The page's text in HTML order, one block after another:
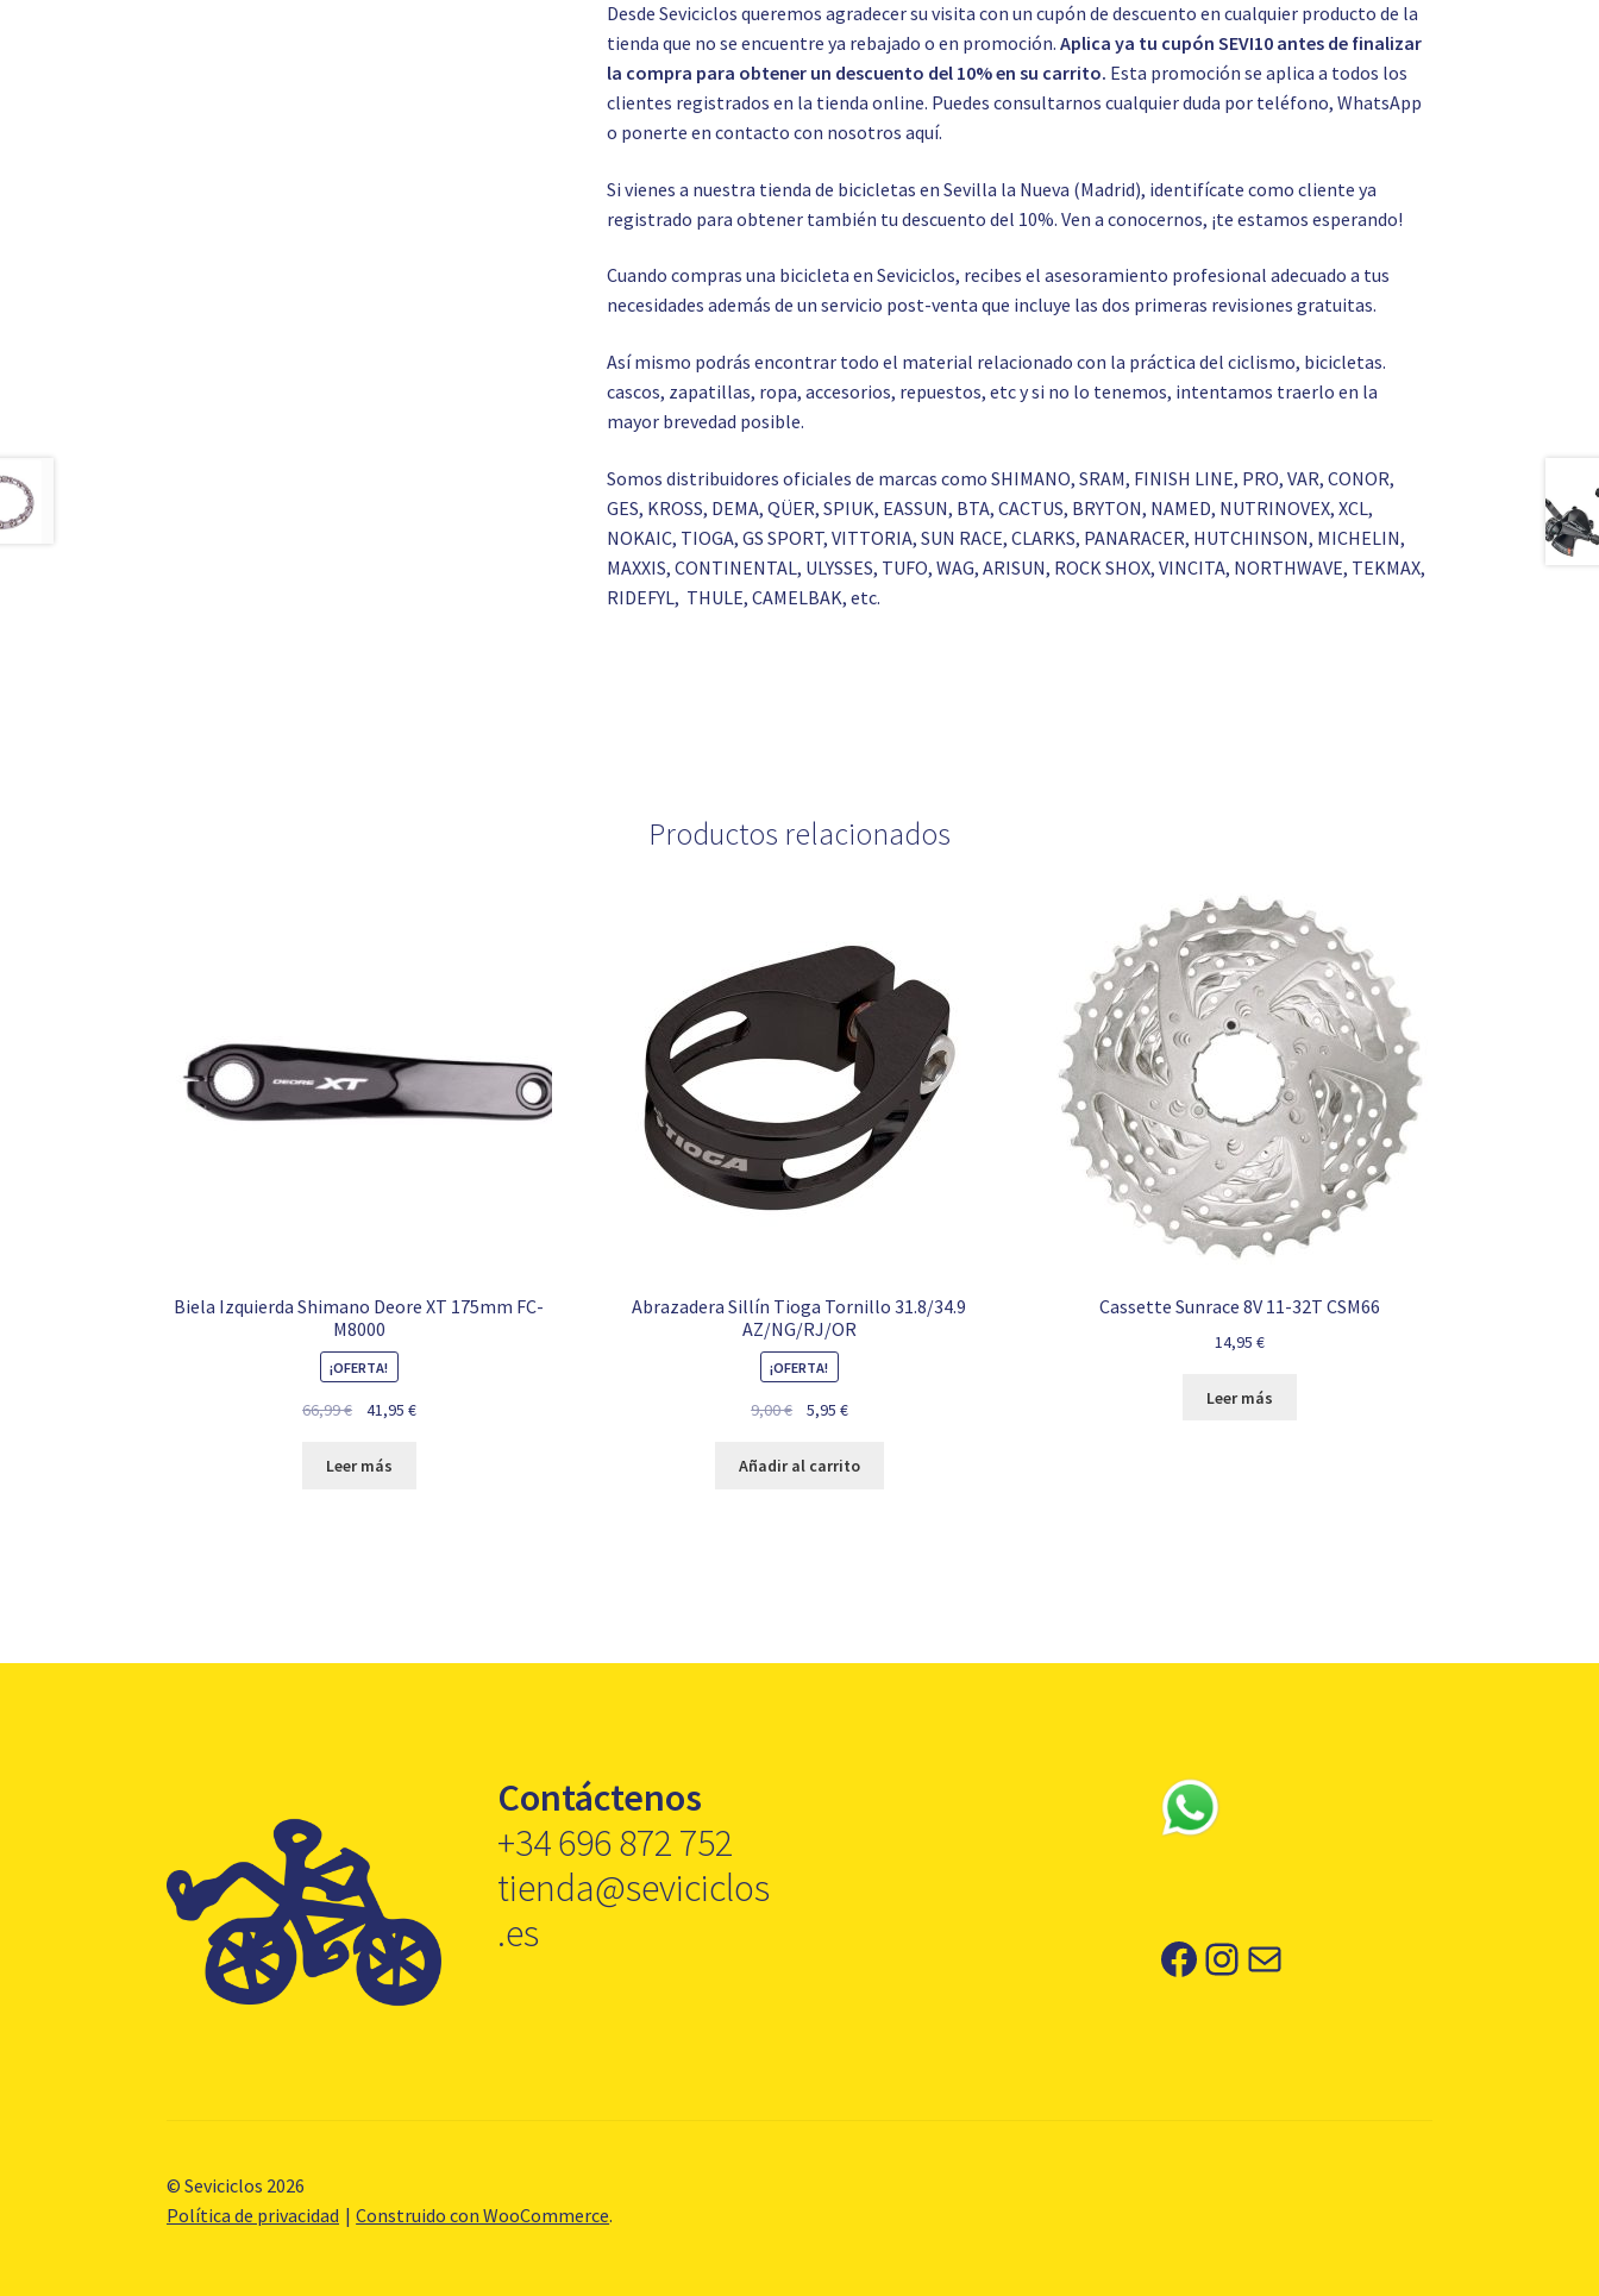
Desde Seviciclos queremos agradecer su visita con un cupón de descuento en cualquier producto de la
tienda que no se encuentre ya rebajado o en promoción.Aplica ya tu cupón SEVI10 antes de finalizar
la compra para obtener un descuento del 10% en su carrito. Esta promoción se aplica a todos los
clientes registrados en la tienda online. Puedes consultarnos cualquier duda por teléfono, WhatsApp
o ponerte en contacto con nosotrosaquí.
Si vienes a nuestra tienda de bicicletas en Sevilla la Nueva (Madrid), identifícate como cliente ya
registrado para obtener también tu descuento del 10%. Ven a conocernos, ¡te estamos esperando!
Cuando compras una bicicleta en Seviciclos, recibes el asesoramiento profesional adecuado a tus
necesidades además de un servicio post-venta que incluye las dos primeras revisiones gratuitas.
Así mismo podrás encontrar todo el material relacionado con la práctica del ciclismo, bicicletas.
cascos, zapatillas, ropa, accesorios, repuestos, etc y si no lo tenemos, intentamos traerlo en la
mayor brevedad posible.
Somos distribuidores oficiales de marcas como SHIMANO, SRAM, FINISH LINE, PRO, VAR, CONOR,
GES, KROSS, DEMA, QÜER, SPIUK, EASSUN, BTA, CACTUS, BRYTON, NAMED, NUTRINOVEX, XCL,
NOKAIC, TIOGA, GS SPORT, VITTORIA, SUN RACE, CLARKS, PANARACER, HUTCHINSON, MICHELIN,
MAXXIS, CONTINENTAL, ULYSSES, TUFO, WAG, ARISUN, ROCK SHOX, VINCITA, NORTHWAVE, TEKMAX,
RIDEFYL, THULE, CAMELBAK, etc.
Productos relacionados
Biela Izquierda Shimano Deore XT 175mm FC-
M8000
¡OFERTA!
66,99€
El
original
41,95 €El
Leer más
Abrazadera Sillín Tioga Tornillo 31.8/34.9
AZ/NG/RJ/OR
¡OFERTA!
9,00€
El
original
5,95 €El
actual
Añadir al carrito
Cassette Sunrace 8V 11-32T CSM66
14,95€
Leer más
Contáctenos
+34 696 872 752
tienda@seviciclos
.es
Facebook
Instagram
Correo electrónico
© Seviciclos 2026
Política de privacidad
Construido con WooCommerce.